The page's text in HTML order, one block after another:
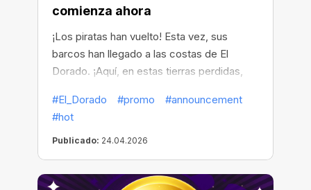
comienza ahora
¡Los piratas han vuelto! Esta vez, sus
barcos han llegado a las costas de El
Dorado. ¡Aquí, en estas tierras perdidas,
de riquezas increíbles!
#El_Dorado #promo
#announcement
#hot
Publicado: 24.04.2026